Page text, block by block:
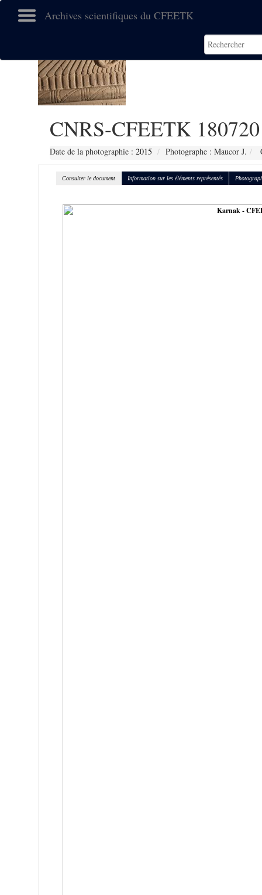
Archives scientifiques du CFEETK
CNRS-CFEETK 180720
Date de la photographie : 2015 Photographe : Maucor J.
Consulter le document Information sur les éléments représentés